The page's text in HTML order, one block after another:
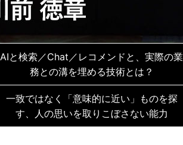
AIと検索／Chat／レコメンドと、実際の業
務との溝を埋める技術とは？
一致ではなく「意味的に近い」ものを探
す、人の思いを取りこぼさない能力